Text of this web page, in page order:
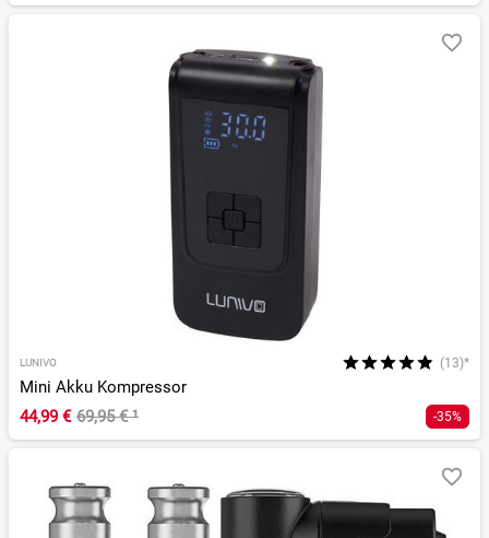
LUNIVO (13)*
Mini Akku Kompressor
44,99 € 69,95 €¹ -35%